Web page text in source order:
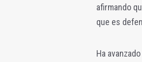
afirmando
que es
Ha